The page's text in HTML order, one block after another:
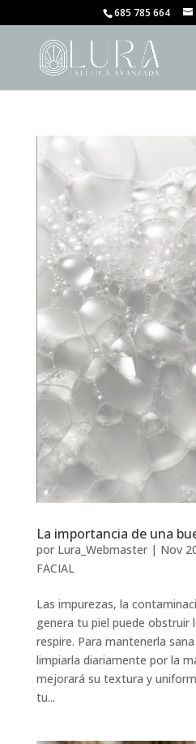
685 785 664
La importancia de una
por Lura_Webmaster| Nov
FACIAL
Las impurezas, la
genera tu piel puede obstruir
respire. Para mantenerla
limpiarla diariamente por la
mejorará su textura y
tu...